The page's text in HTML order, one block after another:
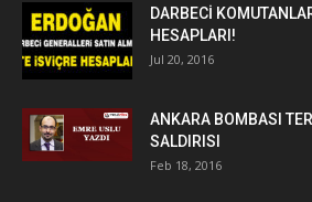
DARBECİ
HESAPLARI!
Jul 20, 2016
ANKARA BOMBASI
SALDIRISI
Feb 18, 2016